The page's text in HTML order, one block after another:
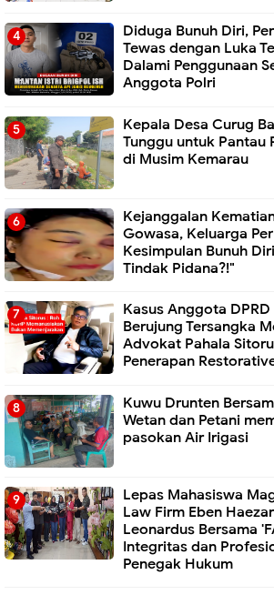
Diduga Bunuh Diri,
Tewas dengan Luka
Dalami Penggunaan
Anggota Polri
Kepala Desa Curug
Tunggu untuk Pantau
di Musim Kemarau
Kejanggalan
Gowasa, Keluarga
Kesimpulan Bunuh
Tindak Pidana?!"
Kasus Anggota DPRD
Berujung Tersangka
Advokat Pahala
Penerapan
Kuwu Drunten
Wetan dan Petani
pasokan Air Irigasi
Lepas Mahasiswa
Law Firm Eben
Leonardus Bersama
Integritas dan
Penegak Hukum